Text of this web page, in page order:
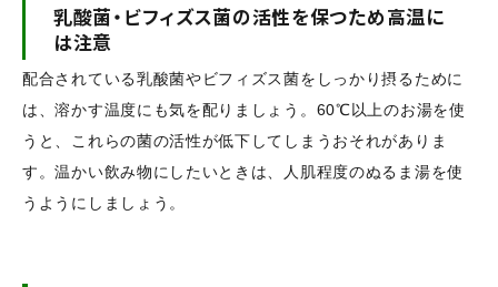
乳酸菌・ビフィズス菌の活性を保つため高温に
は注意
配合されている乳酸菌やビフィズス菌をしっかり摂るために
は、溶かす温度にも気を配りましょう。60℃以上のお湯を使
うと、これらの菌の活性が低下してしまうおそれがありま
す。温かい飲み物にしたいときは、人肌程度のぬるま湯を使
うようにしましょう。